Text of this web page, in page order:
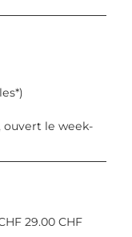
ouvert le week-
29.00 CHF